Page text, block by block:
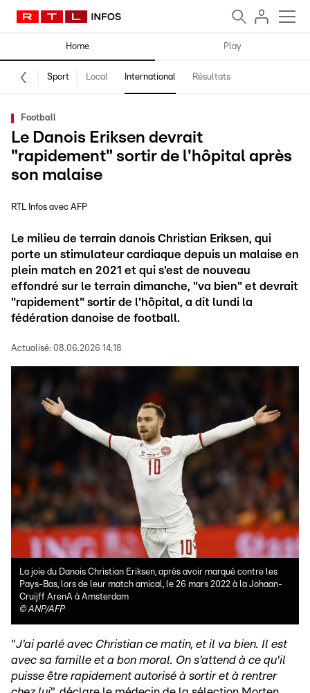
Home Play
Sport Local International Résultats
Football
Le Danois Eriksen devrait
"rapidement" sortir de l'hôpital après
son malaise
RTL Infos avec AFP
Le milieu de terrain danois Christian Eriksen, qui
porte un stimulateur cardiaque depuis un malaise en
plein match en 2021 et qui s'est de nouveau
effondré sur le terrain dimanche, "va bien" et devrait
"rapidement" sortir de l'hôpital, a dit lundi la
fédération danoise de football.
Actualisé: 08.06.2026 14:18
La joie du Danois Christian Eriksen, après avoir marqué contre les
Pays-Bas, lors de leur match amical, le 26 mars 2022 à la Johaan-
Cruijff ArenA à Amsterdam
©ANP/AFP
"J'ai parlé avec Christian ce matin, et il va bien. Il est
avec sa famille et a bon moral. On s'attend à ce qu'il
puisse être rapidement autorisé à sortir et à rentrer